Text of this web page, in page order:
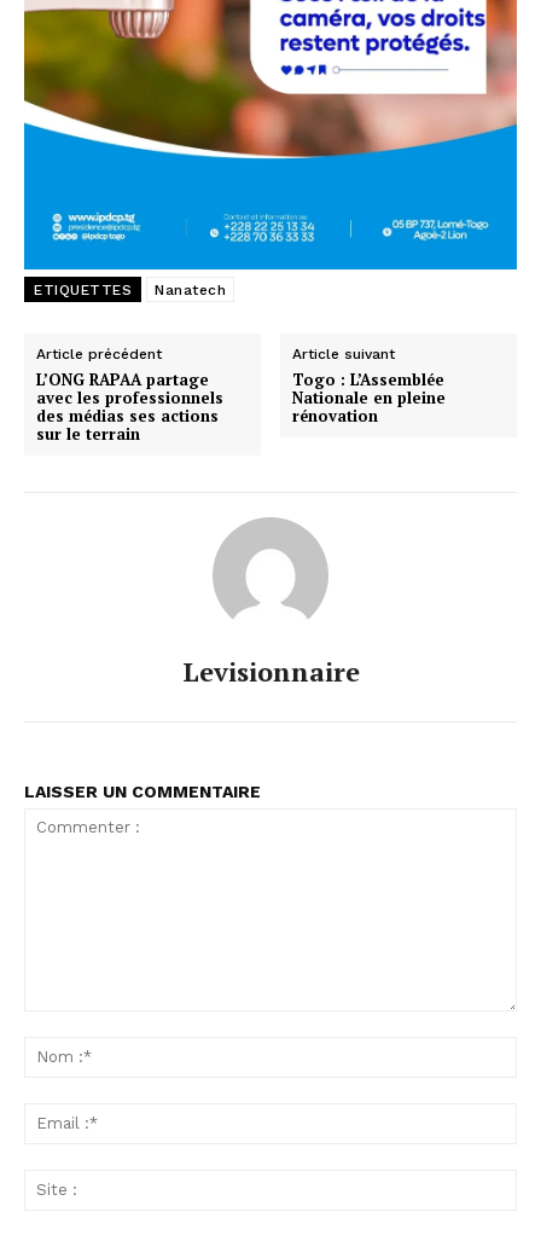
ETIQUETTES Nanatech
Article précédent
L’ONG RAPAA partage
avec les professionnels
des médias ses actions
sur le terrain
Article suivant
Togo : L’Assemblée
Nationale en pleine
rénovation
Levisionnaire
LAISSER UN COMMENTAIRE